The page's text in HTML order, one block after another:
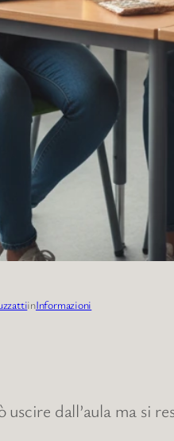
inInformazioni
dall’aula ma si